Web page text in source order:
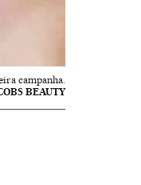
campanha.
BEAUTY